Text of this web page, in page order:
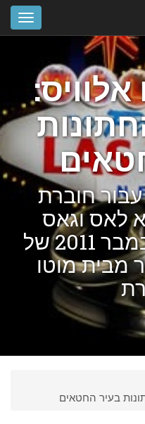
חוברת
לאס וגאס
שצורפה לגליון נובמבר 2011 של
מבית מוטו
בעיר החטאים